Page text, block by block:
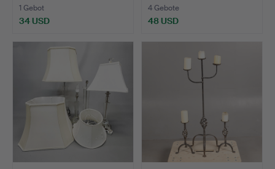
1 Gebot
34 USD
4 Gebote
48 USD